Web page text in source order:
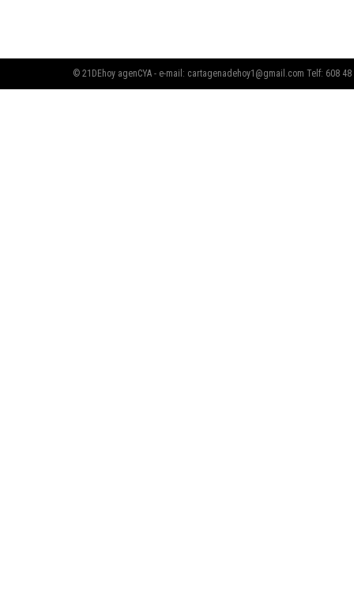
© 21DEhoy agenCYA - e-mail: cartagenadehoy1@gmail.com Telf: 608 48